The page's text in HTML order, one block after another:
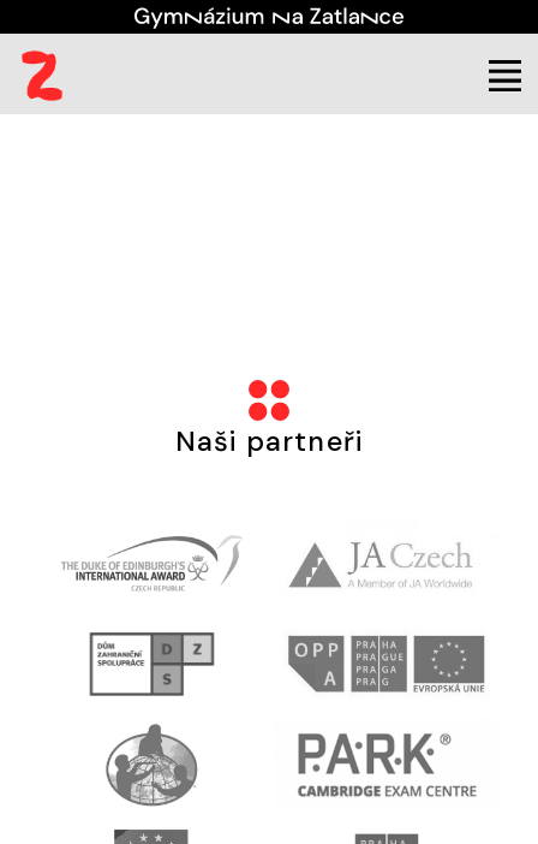
Kariéra(aktuální)
Naši partneři